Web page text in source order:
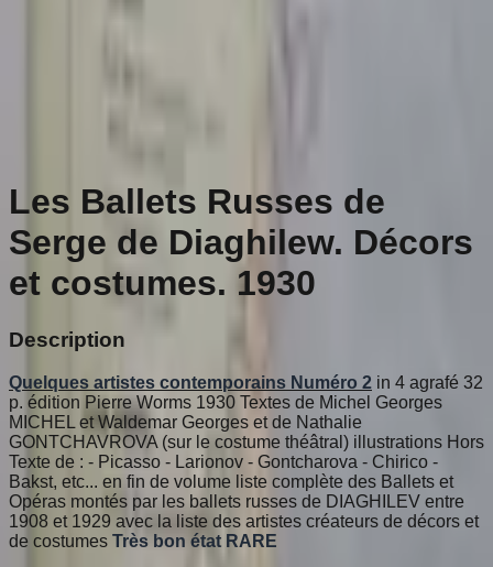
Les Ballets Russes de
Serge de Diaghilew. Décors
et costumes. 1930
Description
Quelques artistes contemporains Numéro 2 in 4 agrafé 32
p. édition Pierre Worms 1930 Textes de Michel Georges
MICHEL et Waldemar Georges et de Nathalie
GONTCHAVROVA (sur le costume théâtral) illustrations Hors
Texte de : - Picasso - Larionov - Gontcharova - Chirico -
Bakst, etc... en fin de volume liste complète des Ballets et
Opéras montés par les ballets russes de DIAGHILEV entre
1908 et 1929 avec la liste des artistes créateurs de décors et
de costumes Très bon état RARE